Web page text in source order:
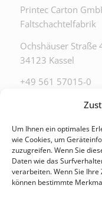
Um Ihnen ein optimales
wie Cookies, um
zuzugreifen. Wenn Sie
Daten wie das
verarbeiten. Wenn Sie
können bestimmte
Printec Carton
Faltschachtelfabrik
Ochshäuser Straße
34123 Kassel
+49 561 57015-0
ZU DIESEN
BÜRO